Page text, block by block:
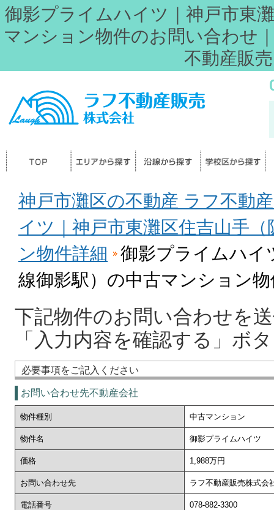
御影プライムハイツ｜神戸市東
マンション物件のお問い合わせ
不動産販
神戸市灘区の不動産 ラフ不動
イツ｜神戸市東灘区住吉山手
ン物件詳細
御影プライムハイ
線御影駅）の中古マンション
下記物件のお問い合わせを
「入力内容を確認する」ボ
必要事項をご記入ください
お問い合わせ先不動産会社
物件種別 中古マンション
物件名 御影プライムハイツ
価格 1,988万円
お問い合わせ先 ラフ不動産販売株式会
電話番号 078-882-3300